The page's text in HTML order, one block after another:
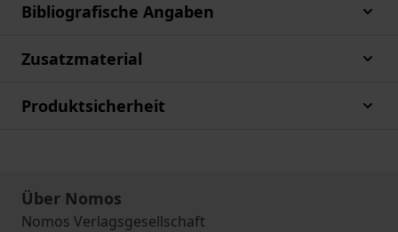
Bibliografische Angaben
Zusatzmaterial
Produktsicherheit
Über Nomos
Nomos Verlagsgesellschaft